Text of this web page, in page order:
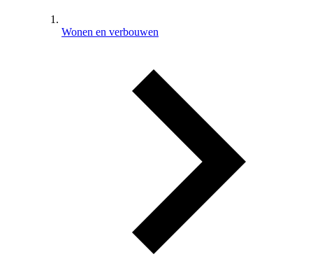
Wonen en verbouwen